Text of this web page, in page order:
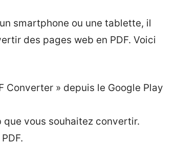
smartphone ou une tablette, il
des pages web en PDF. Voici
Converter » depuis le Google Play
que vous souhaitez convertir.